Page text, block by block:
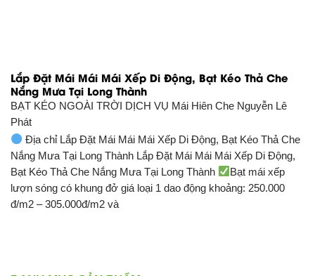
Lắp Đặt Mái Mái Mái Xếp Di Động, Bạt Kéo Thả Che
Nắng Mưa Tại Long Thành
BẠT KÉO NGOÀI TRỜI DỊCH VỤ Mái Hiên Che Nguyễn Lê
Phát
Địa chỉ Lắp Đặt Mái Mái Mái Xếp Di Động, Bạt Kéo Thả Che
Nắng Mưa Tại Long Thành Lắp Đặt Mái Mái Mái Xếp Di Động,
Bạt Kéo Thả Che Nắng Mưa Tại Long Thành
Bạt mái xếp
lượn sóng có khung đở giá loại 1 dao động khoảng: 250.000
đ/m2 – 305.000đ/m2 và